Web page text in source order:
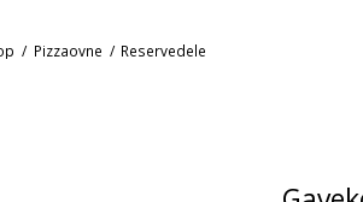
/ Pizzaovne / Reservedele